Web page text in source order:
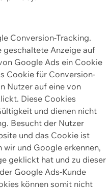
Conversion-Tracking.
geschaltete Anzeige auf
Google Ads ein Cookie
Cookie für Conversion-
Nutzer auf eine von
Diese Cookies
und dienen nicht
Besucht der Nutzer
und das Cookie ist
und Google erkennen,
geklickt hat und zu dieser
Google Ads-Kunde
können somit nicht